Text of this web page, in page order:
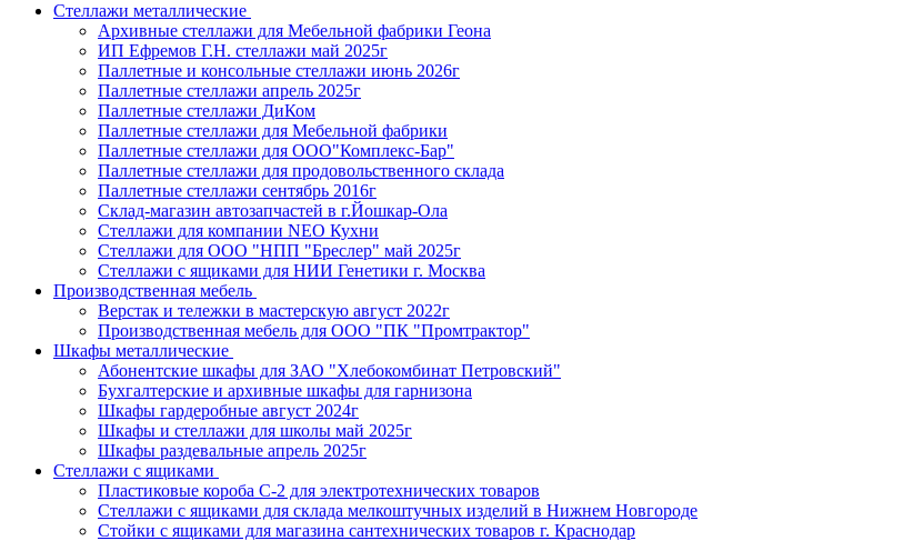
Стеллажи металлические
Архивные стеллажи для Мебельной фабрики Геона
ИП Ефремов Г.Н. стеллажи май 2025г
Паллетные и консольные стеллажи июнь 2026г
Паллетные стеллажи апрель 2025г
Паллетные стеллажи ДиКом
Паллетные стеллажи для Мебельной фабрики
Паллетные стеллажи для ООО"Комплекс-Бар"
Паллетные стеллажи для продовольственного склада
Паллетные стеллажи сентябрь 2016г
Склад-магазин автозапчастей в г.Йошкар-Ола
Стеллажи для компании NEO Кухни
Стеллажи для ООО "НПП "Бреслер" май 2025г
Стеллажи с ящиками для НИИ Генетики г. Москва
Производственная мебель
Верстак и тележки в мастерскую август 2022г
Производственная мебель для ООО "ПК "Промтрактор"
Шкафы металлические
Абонентские шкафы для ЗАО "Хлебокомбинат Петровский"
Бухгалтерские и архивные шкафы для гарнизона
Шкафы гардеробные август 2024г
Шкафы и стеллажи для школы май 2025г
Шкафы раздевальные апрель 2025г
Стеллажи с ящиками
Пластиковые короба С-2 для электротехнических товаров
Стеллажи с ящиками для склада мелкоштучных изделий в Нижнем Новгороде
Стойки с ящиками для магазина сантехнических товаров г. Краснодар